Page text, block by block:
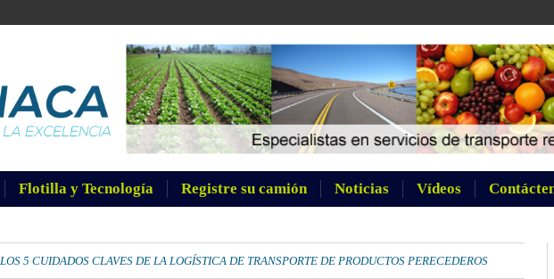
Flotilla y Tecnología Registre su camión Noticias Vídeos
LOS 5 CUIDADOS CLAVES DE LA LOGÍSTICA DE TRANSPORTE DE PRODUCTOS PERECEDEROS